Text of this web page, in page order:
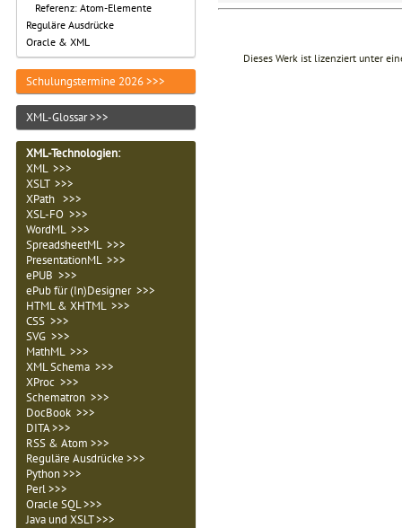
Referenz: Atom-Elemente
Reguläre Ausdrücke
Oracle & XML
Schulungstermine 2026 >>>
XML-Glossar >>>
XML-Technologien:
XML >>>
XSLT >>>
XPath >>>
XSL-FO >>>
WordML >>>
SpreadsheetML >>>
PresentationML >>>
ePUB >>>
ePub für (In)Designer >>>
HTML & XHTML >>>
CSS >>>
SVG >>>
MathML >>>
XML Schema >>>
XProc >>>
Schematron >>>
DocBook >>>
DITA >>>
RSS & Atom >>>
Reguläre Ausdrücke >>>
Python >>>
Perl >>>
Oracle SQL >>>
Java und XSLT >>>
Dieses Werk ist lizenziert unter